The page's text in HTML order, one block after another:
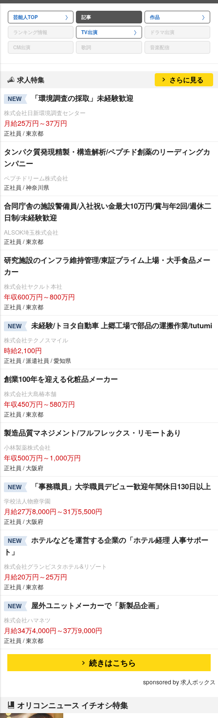
芸能人TOP 記事 作品
ランキング情報 TV出演 ドラマ出演
CM出演 歌詞 音楽配信
求人特集 さらに見る
NEW 「環境調査の採取」未経験歓迎
株式会社日新環境調査センター
月給25万円～37万円
正社員 / 東京都
タンパク質発現精製・構造解析/ペプチド創薬のリーディングカ
ンパニー
ペプチドリーム株式会社
正社員 / 神奈川県
合同庁舎の施設警備員/入社祝い金最大10万円/賞与年2回/週休二
日制/未経験歓迎
ALSOK埼玉株式会社
正社員 / 東京都
研究施設のインフラ維持管理/東証プライム上場・大手食品メー
カー
株式会社ヤクルト本社
年収600万円～800万円
正社員 / 東京都
NEW 未経験/トヨタ自動車 上郷工場で部品の運搬作業/tutumi
株式会社テクノスマイル
時給2,100円
正社員 / 派遣社員 / 愛知県
創業100年を迎える化粧品メーカー
株式会社大島椿本舗
年収450万円～580万円
正社員 / 東京都
製造品質マネジメント/フルフレックス・リモートあり
小林製薬株式会社
年収500万円～1,000万円
正社員 / 大阪府
NEW 「事務職員」大学職員デビュー歓迎年間休日130日以上
学校法人物療学園
月給27万8,000円～31万5,500円
正社員 / 大阪府
NEW
ホテルなどを運営する企業の「ホテル経理 人事サポー
ト」
株式会社グランビスタホテル&リゾート
月給20万円～25万円
正社員 / 東京都
NEW 屋外ユニットメーカーで「新製品企画」
株式会社ハマネツ
月給34万4,000円～37万9,000円
正社員 / 東京都
続きはこちら
sponsored by 求人ボックス
オリコンニュース イチオシ特集